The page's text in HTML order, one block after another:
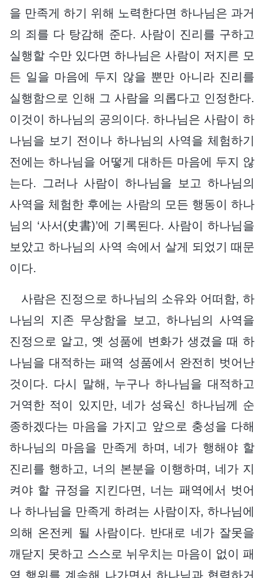
을 만족게 하기 위해 노력한다면 하나님은 과거
의 죄를 다 탕감해 준다. 사람이 진리를 구하고
실행할 수만 있다면 하나님은 사람이 저지른 모
든 일을 마음에 두지 않을 뿐만 아니라 진리를
실행함으로 인해 그 사람을 의롭다고 인정한다.
이것이 하나님의 공의이다. 하나님은 사람이 하
나님을 보기 전이나 하나님의 사역을 체험하기
전에는 하나님을 어떻게 대하든 마음에 두지 않
는다. 그러나 사람이 하나님을 보고 하나님의
사역을 체험한 후에는 사람의 모든 행동이 하나
님의 ‘사서(史書)’에 기록된다. 사람이 하나님을
보았고 하나님의 사역 속에서 살게 되었기 때문
이다.
사람은 진정으로 하나님의 소유와 어떠함, 하
나님의 지존 무상함을 보고, 하나님의 사역을
진정으로 알고, 옛 성품에 변화가 생겼을 때 하
나님을 대적하는 패역 성품에서 완전히 벗어난
것이다. 다시 말해, 누구나 하나님을 대적하고
거역한 적이 있지만, 네가 성육신 하나님께 순
종하겠다는 마음을 가지고 앞으로 충성을 다해
하나님의 마음을 만족게 하며, 네가 행해야 할
진리를 행하고, 너의 본분을 이행하며, 네가 지
켜야 할 규정을 지킨다면, 너는 패역에서 벗어
나 하나님을 만족게 하려는 사람이자, 하나님에
의해 온전케 될 사람이다. 반대로 네가 잘못을
깨닫지 못하고 스스로 뉘우치는 마음이 없이 패
역 행위를 계속해 나가면서 하나님과 협력하거